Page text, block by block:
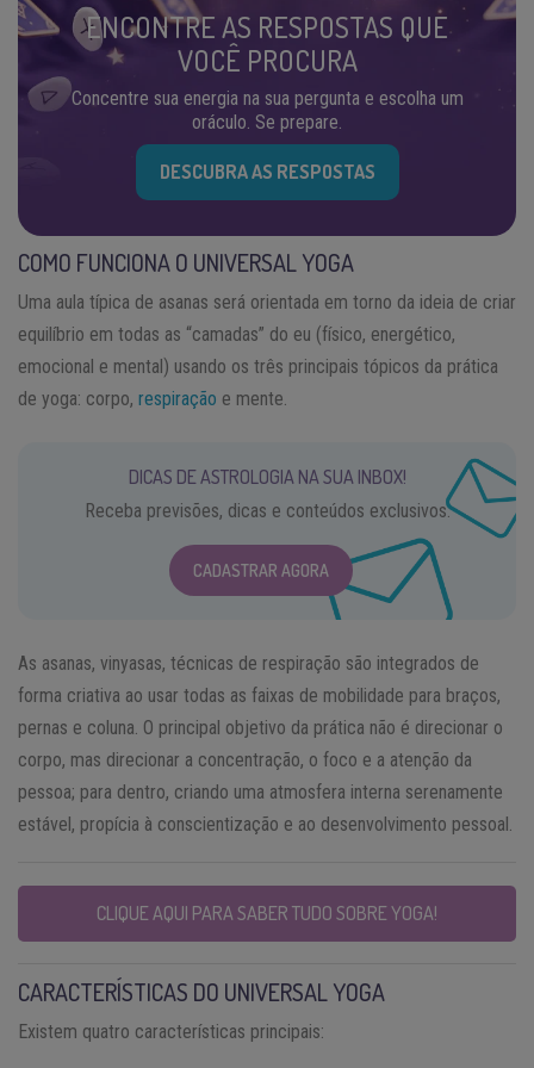
ENCONTRE AS RESPOSTAS QUE
VOCÊ PROCURA
Concentre sua energia na sua pergunta e escolha um
oráculo. Se prepare.
DESCUBRA AS RESPOSTAS
COMO FUNCIONA O UNIVERSAL YOGA
Uma aula típica de asanas será orientada em torno da ideia de criar
equilíbrio em todas as “camadas” do eu (físico, energético,
emocional e mental) usando os três principais tópicos da prática
de yoga: corpo, respiração e mente.
DICAS DE ASTROLOGIA NA SUA INBOX!
Receba previsões, dicas e conteúdos exclusivos.
CADASTRAR AGORA
As asanas, vinyasas, técnicas de respiração são integrados de
forma criativa ao usar todas as faixas de mobilidade para braços,
pernas e coluna. O principal objetivo da prática não é direcionar o
corpo, mas direcionar a concentração, o foco e a atenção da
pessoa; para dentro, criando uma atmosfera interna serenamente
estável, propícia à conscientização e ao desenvolvimento pessoal.
CLIQUE AQUI PARA SABER TUDO SOBRE YOGA!
CARACTERÍSTICAS DO UNIVERSAL YOGA
Existem quatro características principais: